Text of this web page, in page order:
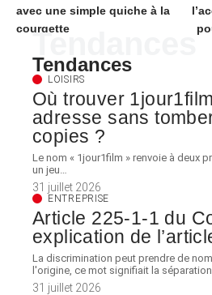
avec une simple quiche à la
courgette
Tendances
Tendances
LOISIRS
Où trouver
adresse sans
copies ?
Le nom « 1jour1film » renvoie à deux
un jeu…
31 juillet 2026
ENTREPRISE
Article 225-1-1 du
explication de
La discrimination peut prendre de
l'origine, ce mot signifiait la
31 juillet 2026